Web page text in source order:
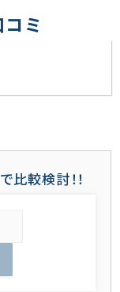
ミ
比較検討！！